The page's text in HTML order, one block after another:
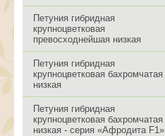
Петуния гибридная
крупноцветковая
превосходнейшая низкая
Петуния гибридная
крупноцветковая бахромчатая
низкая
Петуния гибридная
крупноцветковая бахромчатая
низкая - серия «Афродита F1»